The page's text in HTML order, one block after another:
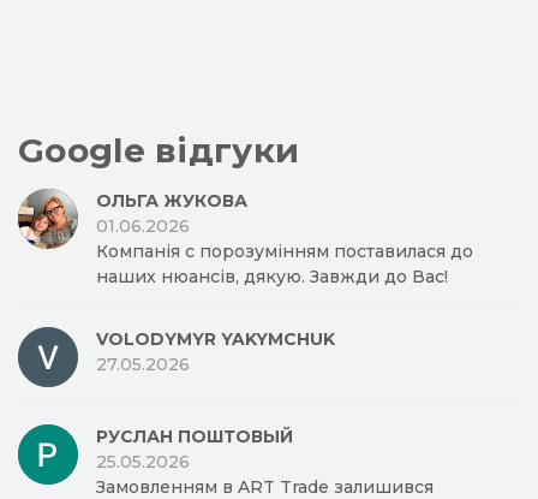
Google відгуки
ОЛЬГА ЖУКОВА
01.06.2026
Компанія с порозумінням поставилася до
наших нюансів, дякую. Завжди до Вас!
VOLODYMYR YAKYMCHUK
27.05.2026
РУСЛАН ПОШТОВЫЙ
25.05.2026
Замовленням в ART Trade залишився